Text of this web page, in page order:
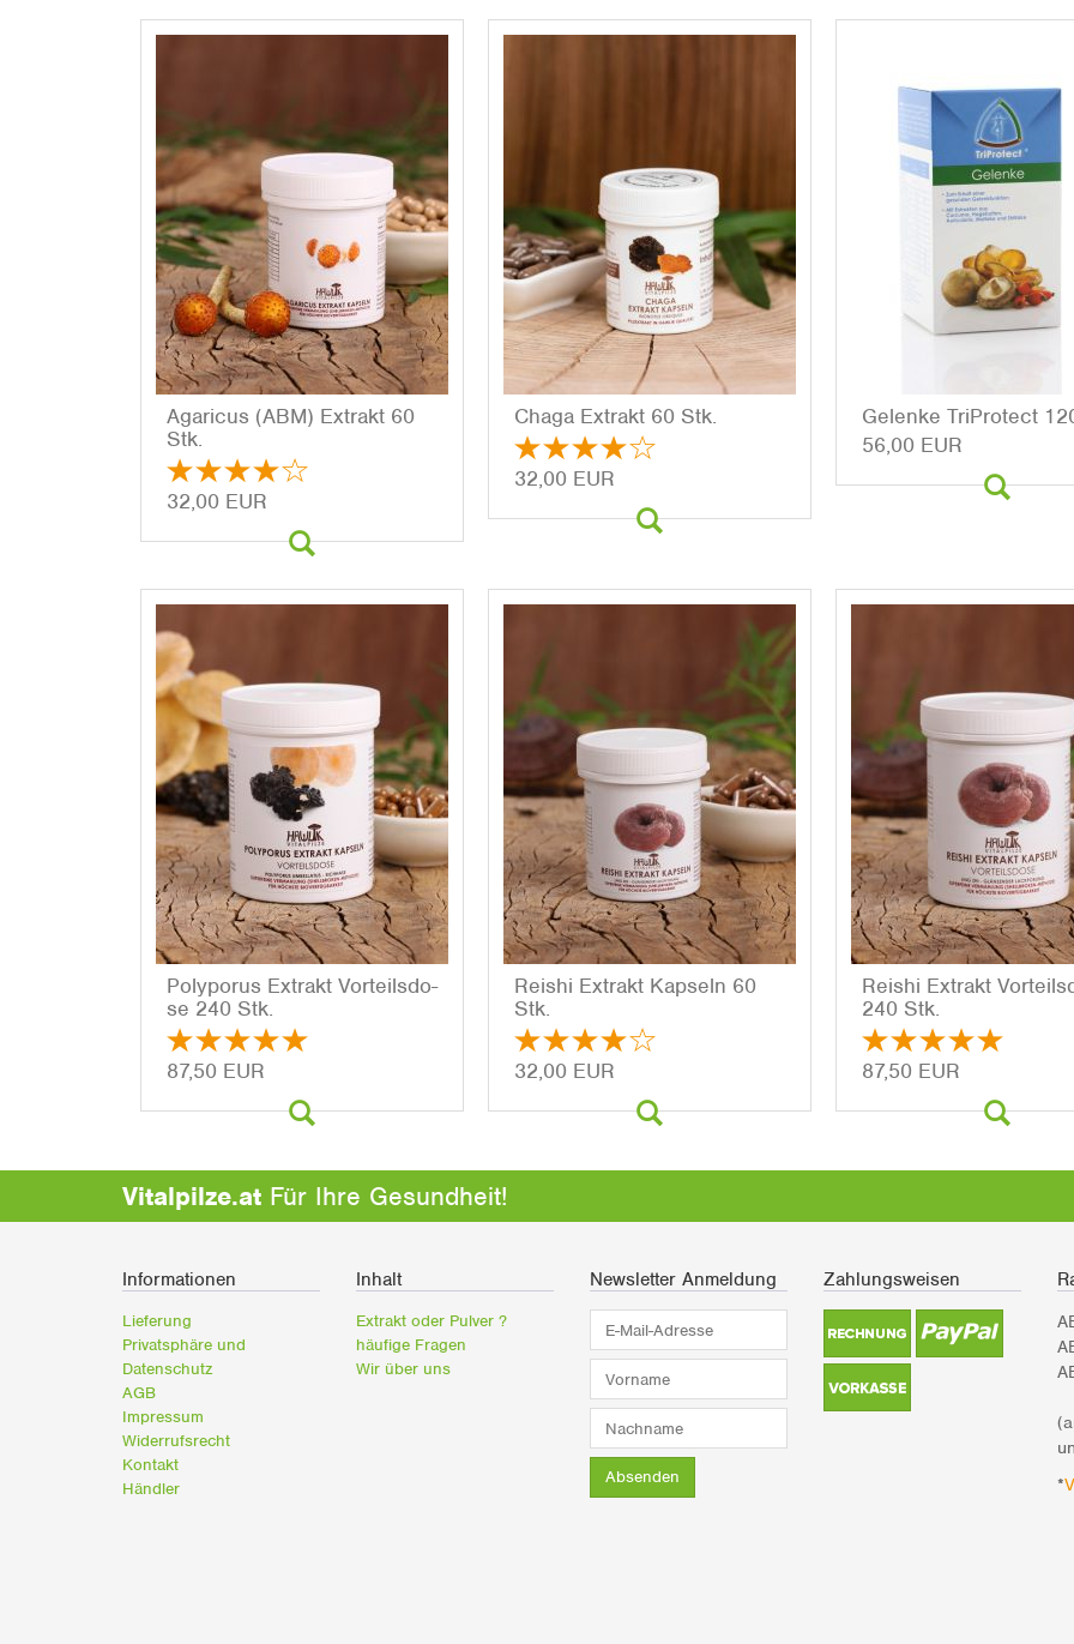
Rei­shi Ex­trakt Kap­seln 60
Stk.
32,00 EUR
Chaga Ex­trakt 60 Stk.
32,00 EUR
Po­ly­po­rus Ex­trakt Vor­teils­do­
se 240 Stk.
87,50 EUR
Rei­shi Ex­trakt
240 Stk.
87,50 EUR
Ge­len­ke Tri­Pro­tect
56,00 EUR
Aga­ri­cus (ABM) Ex­trakt 60
Stk.
32,00 EUR
Vitalpilze.at Für Ihre Gesundheit!
Informationen
Lieferung
Privatsphäre und
Datenschutz
AGB
Impressum
Widerrufsrecht
Kontakt
Händler
Inhalt
Extrakt oder Pulver ?
häufige Fragen
Wir über uns
Newsletter Anmeldung
Absenden
Zahlungsweisen
*